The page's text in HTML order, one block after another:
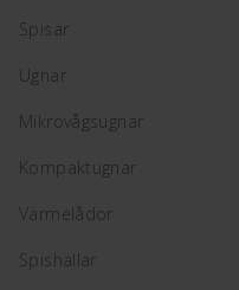
Spisar
Ugnar
Mikrovågsugnar
Kompaktugnar
Värmelådor
Spishällar